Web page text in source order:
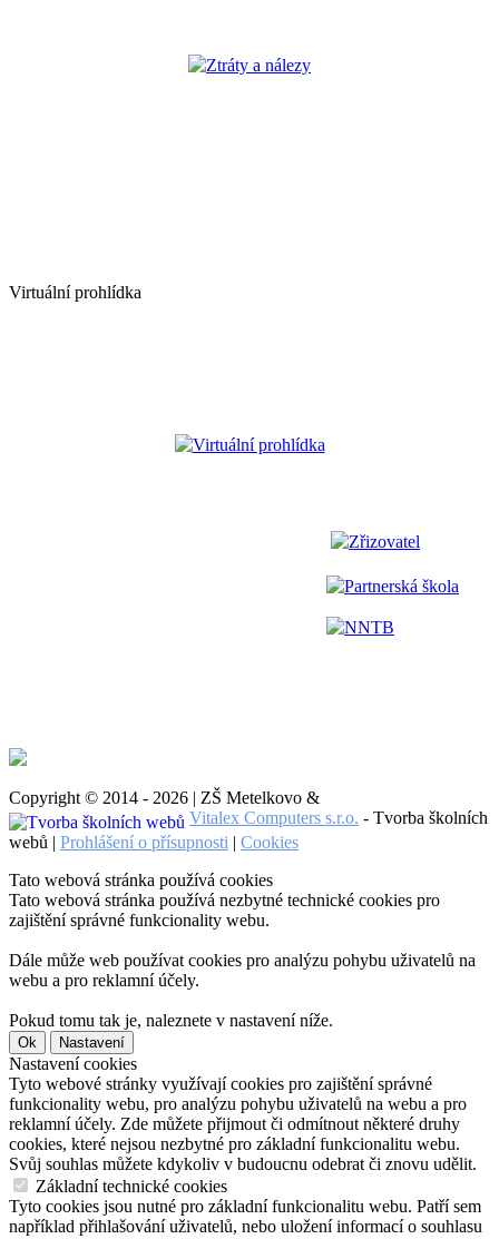
Ztráty a nálezy
Virtuální prohlídka
Virtuální prohlídka
Zřizovatel
Partnerská škola
NNTB
Copyright © 2014 - 2026 | ZŠ Metelkovo &
Vitalex Computers s.r.o. - Tvorba školních
webů | Prohlášení o přísupnosti | Cookies
Tato webová stránka používá cookies
Tato webová stránka používá nezbytné technické cookies pro
zajištění správné funkcionality webu.
Dále může web používat cookies pro analýzu pohybu uživatelů na
webu a pro reklamní účely.
Pokud tomu tak je, naleznete v nastavení níže.
Ok Nastavení
Nastavení cookies
Tyto webové stránky využívají cookies pro zajištění správné
funkcionality webu, pro analýzu pohybu uživatelů na webu a pro
reklamní účely. Zde můžete přijmout či odmítnout některé druhy
cookies, které nejsou nezbytné pro základní funkcionalitu webu.
Svůj souhlas můžete kdykoliv v budoucnu odebrat či znovu udělit.
Základní technické cookies
Tyto cookies jsou nutné pro základní funkcionalitu webu. Patří sem
například přihlašování uživatelů, nebo uložení informací o souhlasu